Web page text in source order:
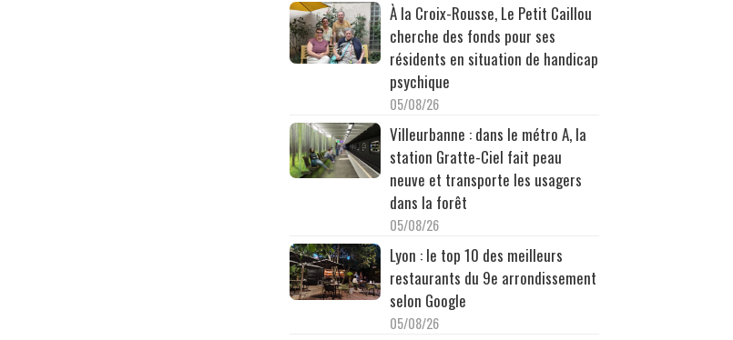
À la Croix-Rousse, Le Petit Caillou
cherche des fonds pour ses
résidents en situation de handicap
psychique
05/08/26
Villeurbanne : dans le métro A, la
station Gratte-Ciel fait peau
neuve et transporte les usagers
dans la forêt
05/08/26
Lyon : le top 10 des meilleurs
restaurants du 9e arrondissement
selon Google
05/08/26